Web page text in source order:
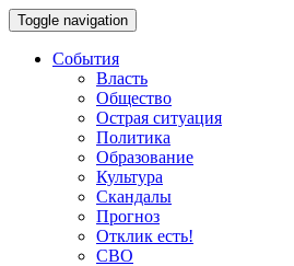
Toggle navigation
События
Власть
Общество
Острая ситуация
Политика
Образование
Культура
Скандалы
Прогноз
Отклик есть!
СВО